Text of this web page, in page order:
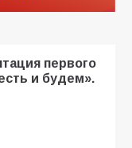
первого
и будем».